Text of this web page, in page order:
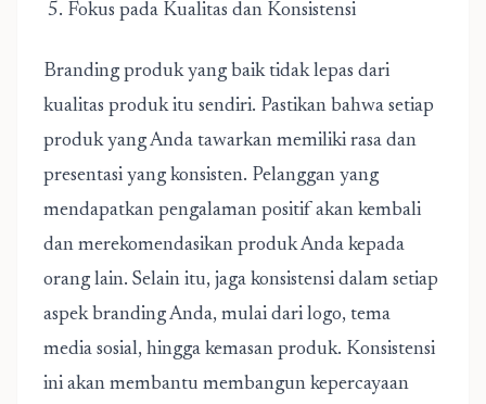
5. Fokus pada Kualitas dan Konsistensi
Branding produk yang baik tidak lepas dari
kualitas produk itu sendiri. Pastikan bahwa setiap
produk yang Anda tawarkan memiliki rasa dan
presentasi yang konsisten. Pelanggan yang
mendapatkan pengalaman positif akan kembali
dan merekomendasikan produk Anda kepada
orang lain. Selain itu, jaga konsistensi dalam setiap
aspek branding Anda, mulai dari logo, tema
media sosial, hingga kemasan produk. Konsistensi
ini akan membantu membangun kepercayaan